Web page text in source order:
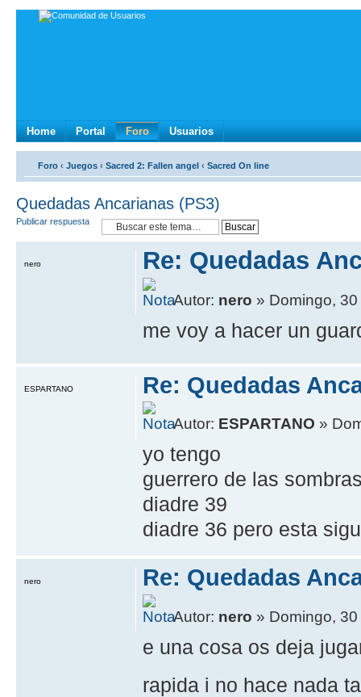
Home Portal Foro Usuarios
Foro ‹ Juegos ‹ Sacred 2: Fallen angel ‹ Sacred On line
Quedadas Ancarianas (PS3)
Publicar respuesta
Re: Quedadas
Autor: nero » Domingo,
me voy a hacer un
nero
Re: Quedadas
Autor: ESPARTANO »
yo tengo
guerrero de las
diadre 39
diadre 36 pero esta
ESPARTANO
Re: Quedadas
Autor: nero » Domingo,
e una cosa os deja
rapida i no hace nada
nero